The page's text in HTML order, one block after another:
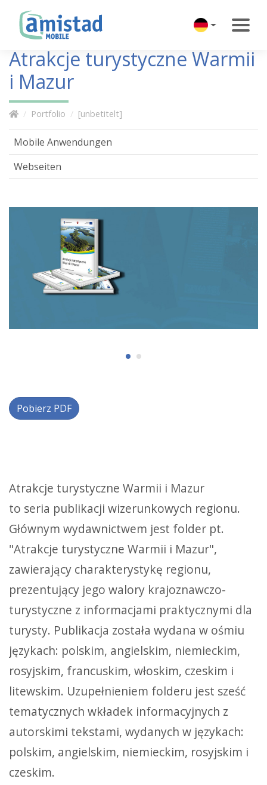
Atrakcje turystyczne Warmii
i Mazur
Portfolio [unbetitelt]
Pobierz PDF
Atrakcje turystyczne Warmii i Mazur
to seria publikacji wizerunkowych regionu.
Głównym wydawnictwem jest folder pt.
"Atrakcje turystyczne Warmii i Mazur",
zawierający charakterystykę regionu,
prezentujący jego walory krajoznawczo-
turystyczne z informacjami praktycznymi dla
turysty. Publikacja została wydana w ośmiu
językach: polskim, angielskim, niemieckim,
rosyjskim, francuskim, włoskim, czeskim i
litewskim. Uzupełnieniem folderu jest sześć
tematycznych wkładek informacyjnych z
autorskimi tekstami, wydanych w językach:
polskim, angielskim, niemieckim, rosyjskim i
czeskim.
Mobile Anwendungen
Webseiten